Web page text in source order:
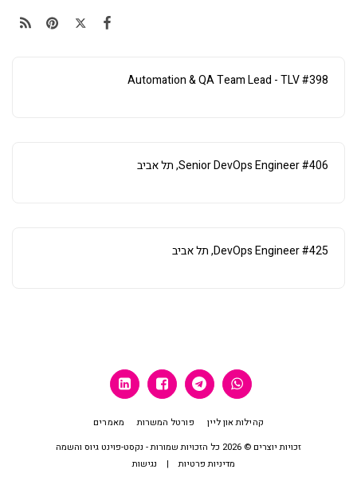
#398 Automation & QA Team Lead - TLV
#406 Senior DevOps Engineer, תל אביב
#425 DevOps Engineer, תל אביב
קהילות און ליין פורטל המשרות
מאמרים
זכויות יוצרים © 2026 כל הזכויות שמורות -
נקסט-פוינט גיוס והשמה
מדיניות פרטיות| נגישות